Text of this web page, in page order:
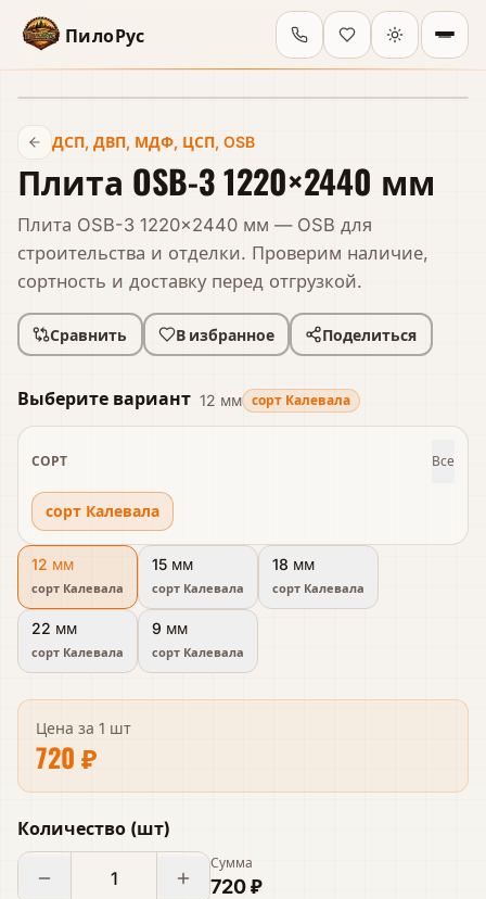
ПилоРус
ДСП, ДВП, МДФ, ЦСП, OSB
Плита OSB-3 1220×2440 мм
Плита OSB-3 1220×2440 мм — OSB для
строительства и отделки. Проверим наличие,
сортность и доставку перед отгрузкой.
Сравнить В избранное Поделиться
Выберите вариант 12 мм сорт Калевала
СОРТ Все
сорт Калевала
12 мм
сорт Калевала
15 мм
сорт Калевала
18 мм
сорт Калевала
22 мм
сорт Калевала
9 мм
сорт Калевала
Цена за 1 шт
720 ₽
Количество (шт)
Сумма
720 ₽